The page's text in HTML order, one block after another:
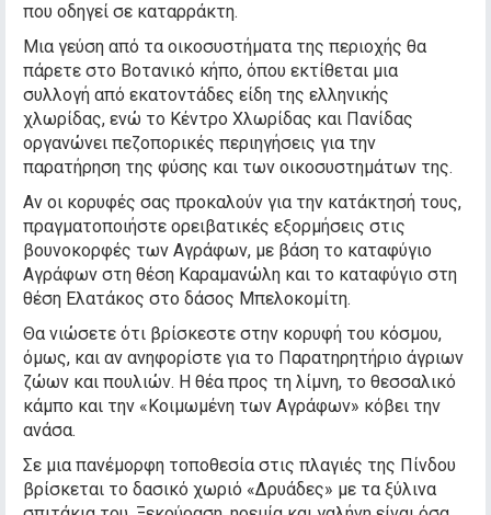
που οδηγεί σε καταρράκτη.
Μια γεύση από τα οικοσυστήματα της περιοχής θα
πάρετε στο Βοτανικό κήπο, όπου εκτίθεται μια
συλλογή από εκατοντάδες είδη της ελληνικής
χλωρίδας, ενώ το Κέντρο Χλωρίδας και Πανίδας
οργανώνει πεζοπορικές περιηγήσεις για την
παρατήρηση της φύσης και των οικοσυστημάτων της.
Αν οι κορυφές σας προκαλούν για την κατάκτησή τους,
πραγματοποιήστε ορειβατικές εξορμήσεις στις
βουνοκορφές των Αγράφων, με βάση το καταφύγιο
Αγράφων στη θέση Καραμανώλη και το καταφύγιο στη
θέση Ελατάκος στο δάσος Μπελοκομίτη.
Θα νιώσετε ότι βρίσκεστε στην κορυφή του κόσμου,
όμως, και αν ανηφορίστε για το Παρατηρητήριο άγριων
ζώων και πουλιών. Η θέα προς τη λίμνη, το θεσσαλικό
κάμπο και την «Κοιμωμένη των Αγράφων» κόβει την
ανάσα.
Σε μια πανέμορφη τοποθεσία στις πλαγιές της Πίνδου
βρίσκεται το δασικό χωριό «Δρυάδες» με τα ξύλινα